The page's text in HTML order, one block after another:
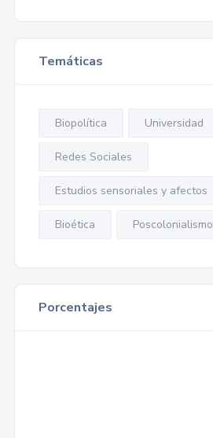
Temáticas
Biopolítica Universidad
Redes Sociales
Estudios sensoriales y afectos
Bioética Poscolonialismo
Porcentajes